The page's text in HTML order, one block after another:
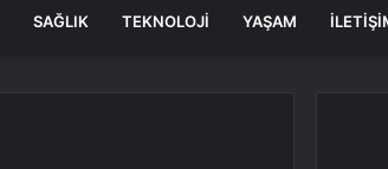
SAĞLIK TEKNOLOJI YAŞAM